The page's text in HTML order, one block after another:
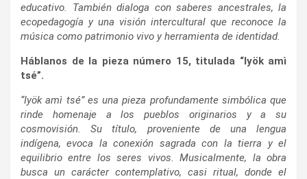
educativo. También dialoga con saberes ancestrales, la
ecopedagogía y una visión intercultural que reconoce la
música como patrimonio vivo y herramienta de identidad.
Háblanos de la pieza número 15, titulada “Iyök amì
tsé”.
“Iyök amì tsé” es una pieza profundamente simbólica que
rinde homenaje a los pueblos originarios y a su
cosmovisión. Su título, proveniente de una lengua
indígena, evoca la conexión sagrada con la tierra y el
equilibrio entre los seres vivos. Musicalmente, la obra
busca un carácter contemplativo, casi ritual, donde el